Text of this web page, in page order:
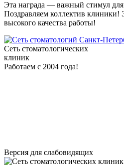
Эта награда — важный стимул для
Поздравляем коллектив клиники!
высокого качества работы!
Сеть стоматологических
клиник
Работаем с 2004 года!
Версия для слабовидящих